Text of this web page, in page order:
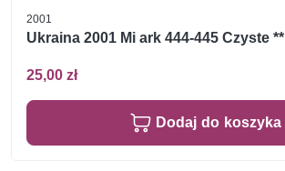
2001
Ukraina 2001 Mi ark 444-445 Czyste **
25,00 zł
Dodaj do koszyka